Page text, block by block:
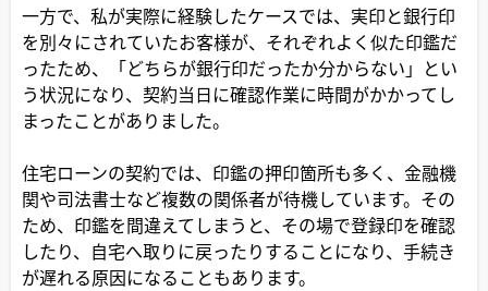
一方で、私が実際に経験したケースでは、実印と銀行印
を別々にされていたお客様が、それぞれよく似た印鑑だ
ったため、「どちらが銀行印だったか分からない」とい
う状況になり、契約当日に確認作業に時間がかかってし
まったことがありました。
住宅ローンの契約では、印鑑の押印箇所も多く、金融機
関や司法書士など複数の関係者が待機しています。その
ため、印鑑を間違えてしまうと、その場で登録印を確認
したり、自宅へ取りに戻ったりすることになり、手続き
が遅れる原因になることもあります。